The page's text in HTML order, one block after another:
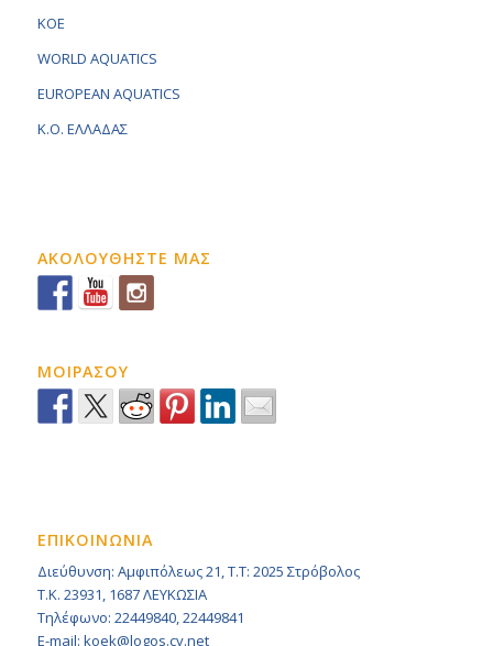
KOE
WORLD AQUATICS
EUROPEAN AQUATICS
K.O. ΕΛΛΑΔΑΣ
ΑΚΟΛΟΥΘΗΣΤΕ ΜΑΣ
ΜΟΙΡΑΣΟΥ
ΕΠΙΚΟΙΝΩΝΙΑ
Διεύθυνση: Αμφιπόλεως 21, Τ.Τ: 2025 Στρόβολος
Τ.Κ. 23931, 1687 ΛΕΥΚΩΣΙΑ
Τηλέφωνο: 22449840, 22449841
E-mail: koek@logos.cy.net